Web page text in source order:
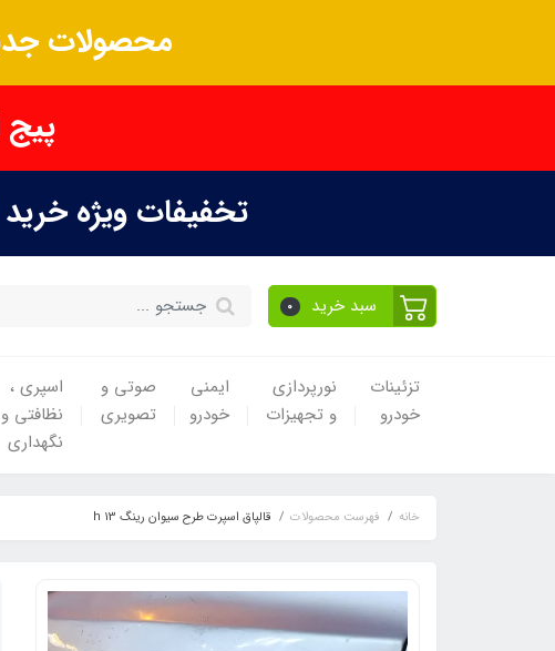
محصولات
پیج
تخفیفات ویژه
سبد خرید 0
تزئینات
خودرو
نورپردازی
و تجهیزات
ایمنی
خودرو
صوتی و
تصویری
اسپری ،
نظافتی و
نگهداری
خانه فهرست محصولات قالپاق اسپرت طرح سیوان رینگ 13 h